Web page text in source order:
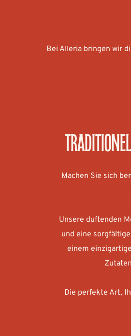
Bei Alleria bringen wir
Machen Sie sich
Unsere duftenden
und eine
einem
Die perfekte Art,